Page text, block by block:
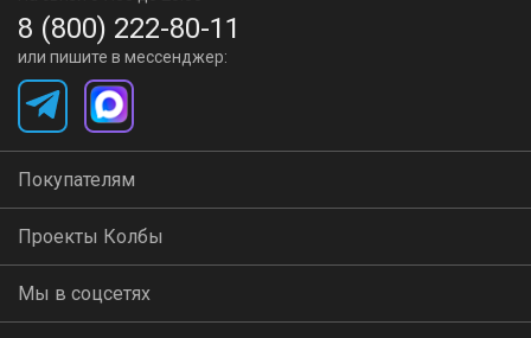
8 (800) 222-80-11
или пишите в мессенджер:
Покупателям
Проекты Колбы
Мы в соцсетях